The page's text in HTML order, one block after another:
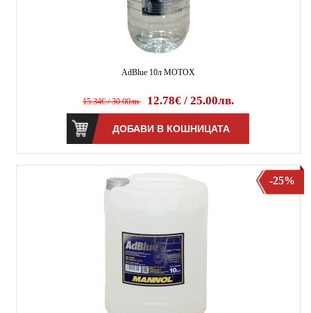
AdBlue 10л MOTOX
15.34€ / 30.00лв. 12.78€ / 25.00лв.
-25%